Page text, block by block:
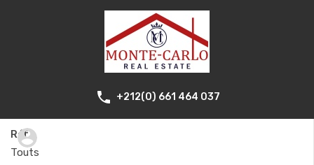
+212(0) 661 464 037
Réf.